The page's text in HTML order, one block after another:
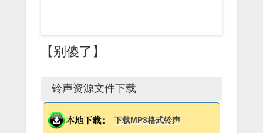
【别傻了】
铃声资源文件下载
下载MP3格式铃声